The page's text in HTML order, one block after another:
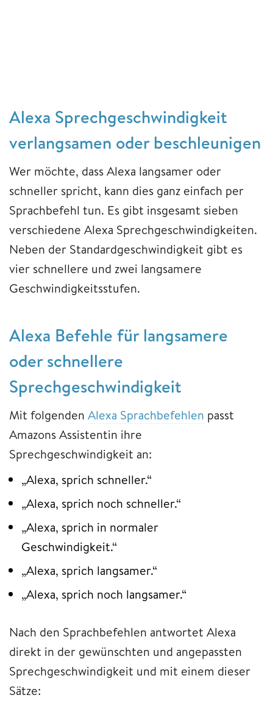
Alexa Sprechgeschwindigkeit
verlangsamen oder beschleunigen
Wer möchte, dass Alexa langsamer oder
schneller spricht, kann dies ganz einfach per
Sprachbefehl tun. Es gibt insgesamt sieben
verschiedene Alexa Sprechgeschwindigkeiten.
Neben der Standardgeschwindigkeit gibt es
vier schnellere und zwei langsamere
Geschwindigkeitsstufen.
Alexa Befehle für langsamere
oder schnellere
Sprechgeschwindigkeit
Mit folgenden Alexa Sprachbefehlen passt
Amazons Assistentin ihre
Sprechgeschwindigkeit an:
„Alexa, sprich schneller.“
„Alexa, sprich noch schneller.“
„Alexa, sprich in normaler
Geschwindigkeit.“
„Alexa, sprich langsamer.“
„Alexa, sprich noch langsamer.“
Nach den Sprachbefehlen antwortet Alexa
direkt in der gewünschten und angepassten
Sprechgeschwindigkeit und mit einem dieser
Sätze: